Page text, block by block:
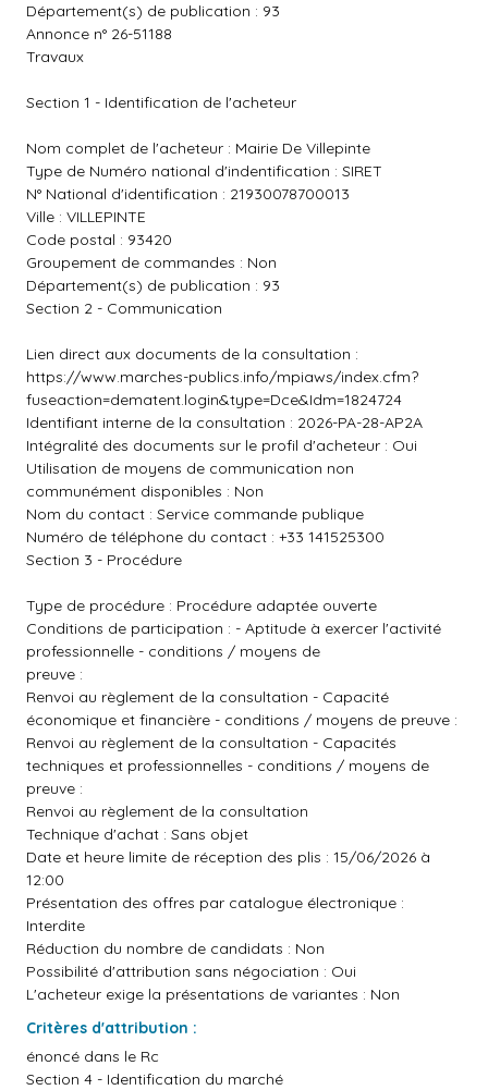
Département(s) de publication : 93
Annonce n° 26-51188
Travaux
Section 1 - Identification de l'acheteur
Nom complet de l'acheteur : Mairie De Villepinte
Type de Numéro national d'indentification : SIRET
N° National d'identification : 21930078700013
Ville : VILLEPINTE
Code postal : 93420
Groupement de commandes : Non
Département(s) de publication : 93
Section 2 - Communication
Lien direct aux documents de la consultation :
https://www.marches-publics.info/mpiaws/index.cfm?
fuseaction=dematent.login&type=Dce&Idm=1824724
Identifiant interne de la consultation : 2026-PA-28-AP2A
Intégralité des documents sur le profil d'acheteur : Oui
Utilisation de moyens de communication non
communément disponibles : Non
Nom du contact : Service commande publique
Numéro de téléphone du contact : +33 141525300
Section 3 - Procédure
Type de procédure : Procédure adaptée ouverte
Conditions de participation : - Aptitude à exercer l'activité
professionnelle - conditions / moyens de
preuve :
Renvoi au règlement de la consultation - Capacité
économique et financière - conditions / moyens de preuve :
Renvoi au règlement de la consultation - Capacités
techniques et professionnelles - conditions / moyens de
preuve :
Renvoi au règlement de la consultation
Technique d'achat : Sans objet
Date et heure limite de réception des plis : 15/06/2026 à
12:00
Présentation des offres par catalogue électronique :
Interdite
Réduction du nombre de candidats : Non
Possibilité d'attribution sans négociation : Oui
L'acheteur exige la présentations de variantes : Non
Critères d'attribution :
énoncé dans le Rc
Section 4 - Identification du marché